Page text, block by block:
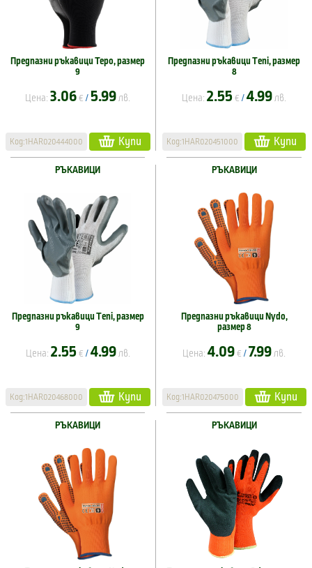
Предпазни ръкавици Tepo, размер
9
Цена: 3.06 € / 5.99 лв.
Код:1HAR020444000 Купи
Предпазни ръкавици Tеni, размер
8
Цена: 2.55 € / 4.99 лв.
Код:1HAR020451000 Купи
РЪКАВИЦИ
Предпазни ръкавици Tеni, размер
9
Цена: 2.55 € / 4.99 лв.
Код:1HAR020468000 Купи
РЪКАВИЦИ
Предпазни ръкавици Nydo,
размер 8
Цена: 4.09 € / 7.99 лв.
Код:1HAR020475000 Купи
РЪКАВИЦИ РЪКАВИЦИ